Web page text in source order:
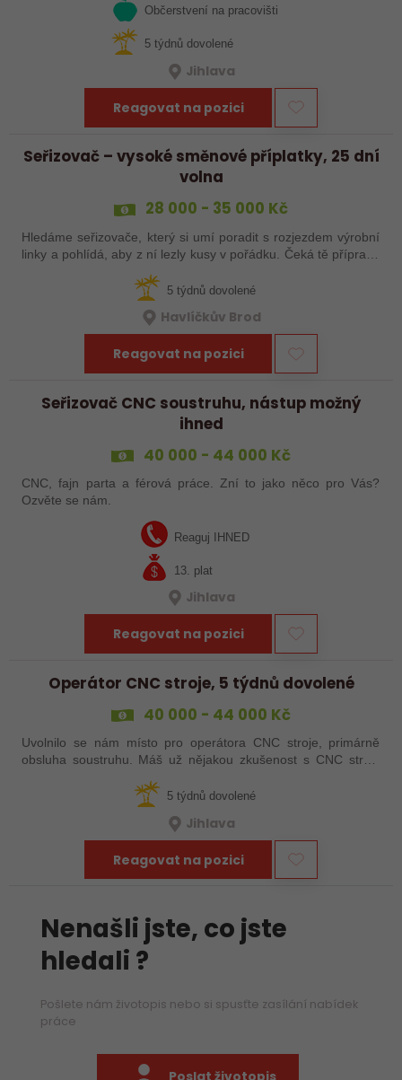
Občerstvení na pracovišti
5 týdnů dovolené
Jihlava
Reagovat na pozici
Seřizovač – vysoké směnové příplatky, 25 dní
volna
28 000 - 35 000 Kč
Hledáme seřizovače, který si umí poradit s rozjezdem výrobní
linky a pohlídá, aby z ní lezly kusy v pořádku. Čeká tě příprava
5 týdnů dovolené
Havlíčkův Brod
Reagovat na pozici
Seřizovač CNC soustruhu, nástup možný
ihned
40 000 - 44 000 Kč
CNC, fajn parta a férová práce. Zní to jako něco pro Vás?
Ozvěte se nám.
Reaguj IHNED
13. plat
Jihlava
Reagovat na pozici
Operátor CNC stroje, 5 týdnů dovolené
40 000 - 44 000 Kč
Uvolnilo se nám místo pro operátora CNC stroje, primárně
obsluha soustruhu. Máš už nějakou zkušenost s CNC stroji,
pošli životopis. Rádi…
5 týdnů dovolené
Jihlava
Reagovat na pozici
Nenašli jste, co jste
hledali ?
Pošlete nám životopis nebo si spusťte zasílání nabídek
práce
Poslat životopis